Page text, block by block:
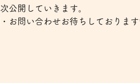
公開していきます。
お問い合わせお待ちしておりま